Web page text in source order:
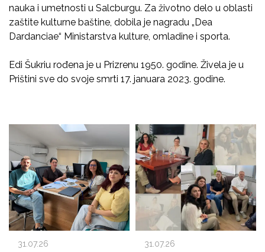
nauka i umetnosti u Salcburgu. Za životno delo u oblasti
zaštite kulturne baštine, dobila je nagradu „Dea
Dardanciae“ Ministarstva kulture, omladine i sporta.
Edi Šukriu rođena je u Prizrenu 1950. godine. Živela je u
Prištini sve do svoje smrti 17. januara 2023. godine.
31.07.26 31.07.26